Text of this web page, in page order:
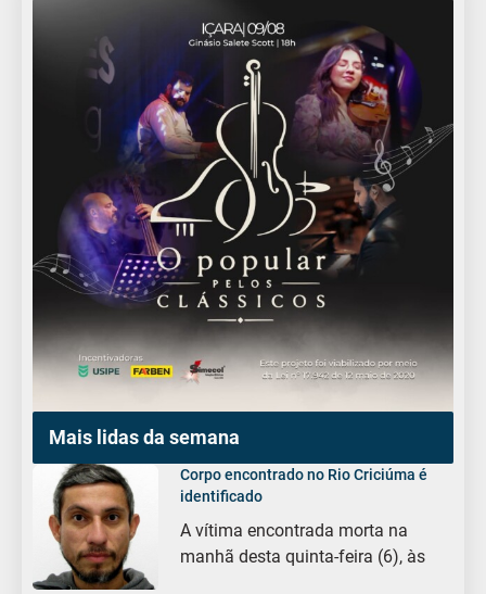
Mais lidas da semana
Corpo encontrado no Rio Criciúma é
identificado
A vítima encontrada morta na
manhã desta quinta-feira (6), às